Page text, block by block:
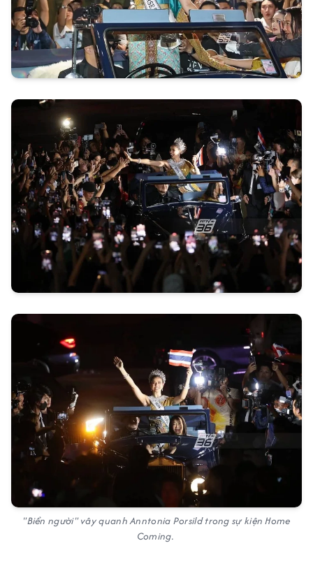
"Biển người" vây quanh Anntonia Porsild trong sự kiện Home
Coming.